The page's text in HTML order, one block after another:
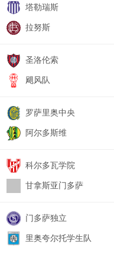
塔勒瑞斯
拉努斯
圣洛伦索
飓风队
罗萨里奥中央
阿尔多斯维
科尔多瓦学院
甘拿斯亚门多萨
门多萨独立
里奥夸尔托学生队